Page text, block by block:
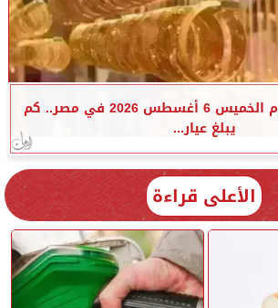
أسعار الذهب اليوم الخميس 6 أغسطس 2026 في مصر.. كم
يبلغ عيار...
الأعلى قراءة